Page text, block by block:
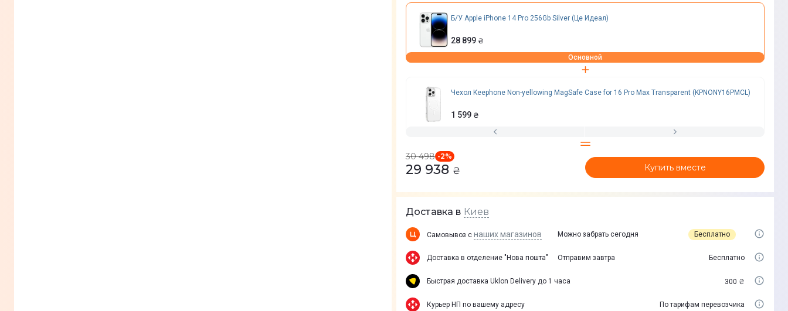
Б/У Apple iPhone 14 Pro 256Gb Silver (Це Идеал)
28 899 ₴
Основной
Чехол Keephone Non-yellowing MagSafe Case for 16 Pro Max Transparent (KPNONY16PMCL)
1 599 ₴
30 498 -2%
29 938 ₴ Купить вместе
Доставка в Киев
Самовывоз с наших магазинов Можно забрать сегодня Бесплатно
Доставка в отделение "Нова пошта" Отправим завтра Бесплатно
Быстрая доставка Uklon Delivery до 1 часа 300 ₴
Курьер НП по вашему адресу По тарифам перевозчика